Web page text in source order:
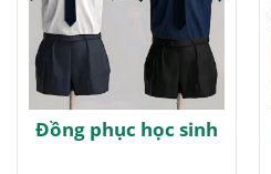
Đồng phục học sinh